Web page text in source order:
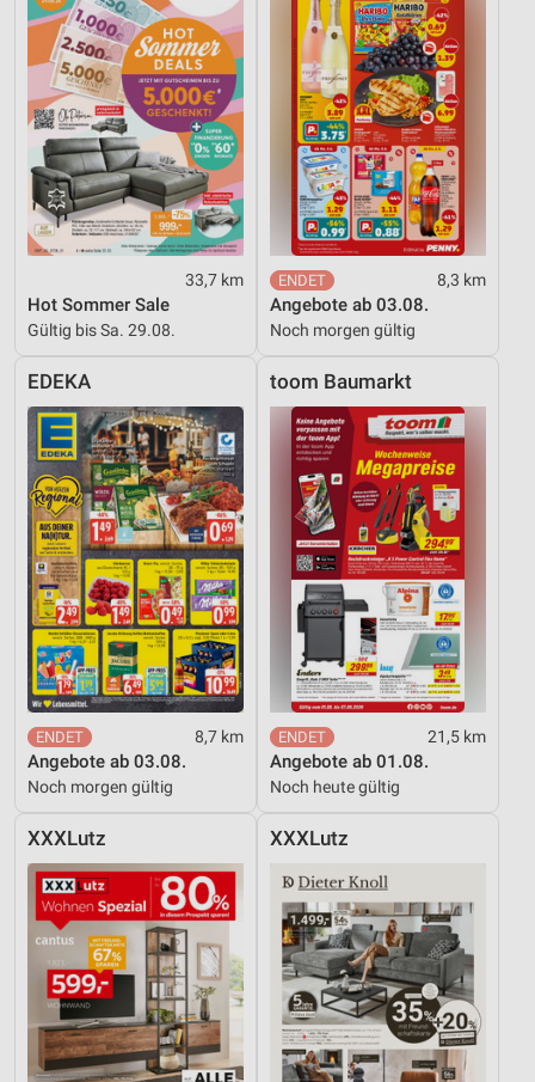
33,7 km
Hot Sommer Sale
Gültig bis Sa. 29.08.
8,3 km
Angebote ab 03.08.
Noch morgen gültig
EDEKA
8,7 km
Angebote ab 03.08.
Noch morgen gültig
toom Baumarkt
21,5 km
Angebote ab 01.08.
Noch heute gültig
XXXLutz XXXLutz